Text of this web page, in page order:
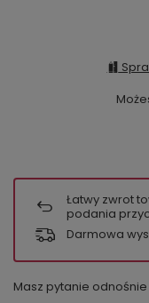
Łatwy zwrot
podania
Darmowa
Masz pytanie